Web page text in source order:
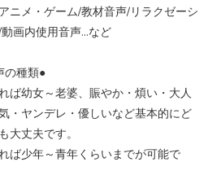
ニメ・ゲーム/教材音声/リラクゼーシ
動画内使用音声…など
の種類●
ば幼女～老婆、賑やか・煩い・大人
・ヤンデレ・優しいなど基本的にど
大丈夫です。
ば少年～青年くらいまでが可能で